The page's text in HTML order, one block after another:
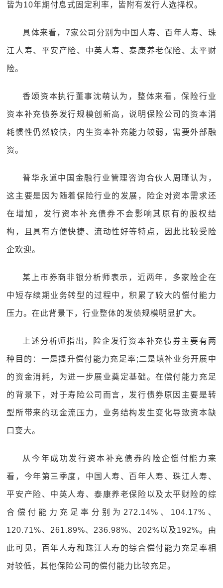
皆为10年期付息式固定利率，皆附有发行人选择权。
具体来看，7家公司分别为中国人寿、百年人寿、珠
江人寿、平安产险、中英人寿、泰康养老保险、太平财
险。
香颂资本执行董事沈萌认为，整体来看，保险行业
资本补充债券发行规模创新高，说明保险公司的资本消
耗惯性仍然较快，内生资本补充能力较弱，需要外部融
资。
普华永道中国金融行业管理咨询合伙人周瑾认为，
这主要是因为随着保险行业的发展，险企对资本需求还
在增加，发行资本补充债券不会影响其原有的股权结
构，且具有方便快捷、流动性好等特点，因此比较受险
企欢迎。
某上市券商非银分析师表示，近两年，多家险企在
中短存续期业务转型的过程中，积累了较大的偿付能力
压力。在此背景下，行业整体的发债规模明显扩大。
上述分析师指出，险企发行资本补充债券主要有两
种目的：一是提升偿付能力充足率;二是填补业务开展中
的资金消耗，为进一步展业奠定基础。在偿付能力充足
的背景下，对于寿险公司而言，发行债券原因主要是转
型所带来的现金流压力，业务结构发生变化导致资本缺
口变大。
从今年成功发行资本补充债券的险企偿付能力来
看，今年第三季度，中国人寿、百年人寿、珠江人寿、
平安产险、中英人寿、泰康养老保险以及太平财险的综
合偿付能力充足率分别为272.14%、104.17%、
120.71%、261.89%、236.98%、202%以及192%。由
此可见，百年人寿和珠江人寿的综合偿付能力充足率相
对较低，其他保险公司的偿付能力比较充足。